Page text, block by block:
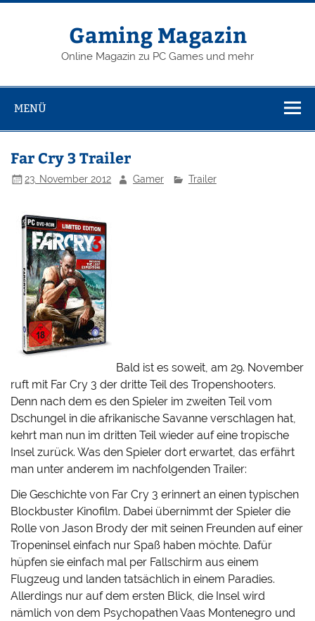
Zum
Gaming Magazin
Online Magazin zu PC Games und mehr
MENÜ
Far Cry 3 Trailer
23. November 2012 Gamer Trailer
Bald ist es soweit, am 29. November
ruft mit Far Cry 3 der dritte Teil des Tropenshooters.
Denn nach dem es den Spieler im zweiten Teil vom
Dschungel in die afrikanische Savanne verschlagen hat,
kehrt man nun im dritten Teil wieder auf eine tropische
Insel zurück. Was den Spieler dort erwartet, das erfährt
man unter anderem im nachfolgenden Trailer:
Die Geschichte von Far Cry 3 erinnert an einen typischen
Blockbuster Kinofilm. Dabei übernimmt der Spieler die
Rolle von Jason Brody der mit seinen Freunden auf einer
Tropeninsel einfach nur Spaß haben möchte. Dafür
hüpfen sie einfach mal per Fallschirm aus einem
Flugzeug und landen tatsächlich in einem Paradies.
Allerdings nur auf dem ersten Blick, die Insel wird
nämlich von dem Psychopathen Vaas Montenegro und